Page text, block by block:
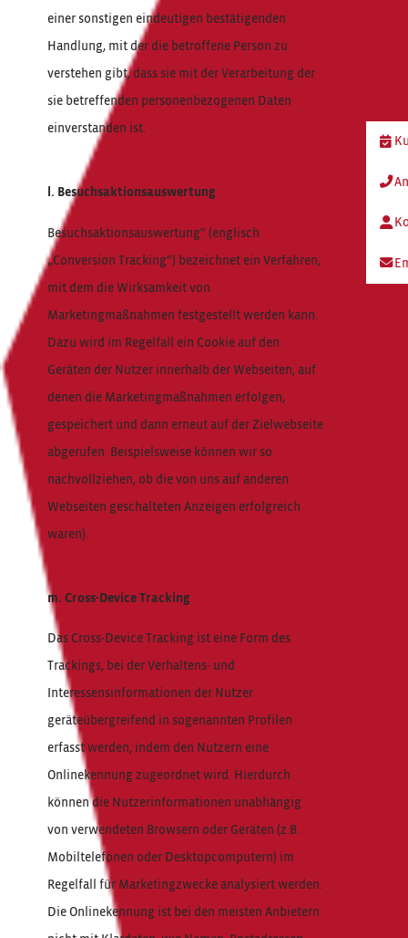
einer sonstigen eindeutigen bestätigenden
Handlung, mit der die betroffene Person zu
verstehen gibt, dass sie mit der Verarbeitung der
sie betreffenden personenbezogenen Daten
einverstanden ist.
l. Besuchsaktionsauswertung
Besuchsaktionsauswertung“ (englisch
„Conversion Tracking“) bezeichnet ein Verfahren,
mit dem die Wirksamkeit von
Marketingmaßnahmen festgestellt werden kann.
Dazu wird im Regelfall ein Cookie auf den
Geräten der Nutzer innerhalb der Webseiten, auf
denen die Marketingmaßnahmen erfolgen,
gespeichert und dann erneut auf der Zielwebseite
abgerufen. Beispielsweise können wir so
nachvollziehen, ob die von uns auf anderen
Webseiten geschalteten Anzeigen erfolgreich
waren).
m. Cross-Device Tracking
Das Cross-Device Tracking ist eine Form des
Trackings, bei der Verhaltens- und
Interessensinformationen der Nutzer
geräteübergreifend in sogenannten Profilen
erfasst werden, indem den Nutzern eine
Onlinekennung zugeordnet wird. Hierdurch
können die Nutzerinformationen unabhängig
von verwendeten Browsern oder Geräten (z.B.
Mobiltelefonen oder Desktopcomputern) im
Regelfall für Marketingzwecke analysiert werden.
Die Onlinekennung ist bei den meisten Anbietern